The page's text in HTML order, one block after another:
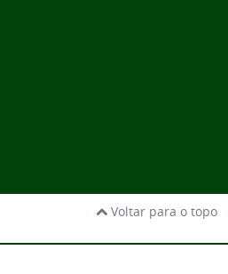
Voltar para o topo